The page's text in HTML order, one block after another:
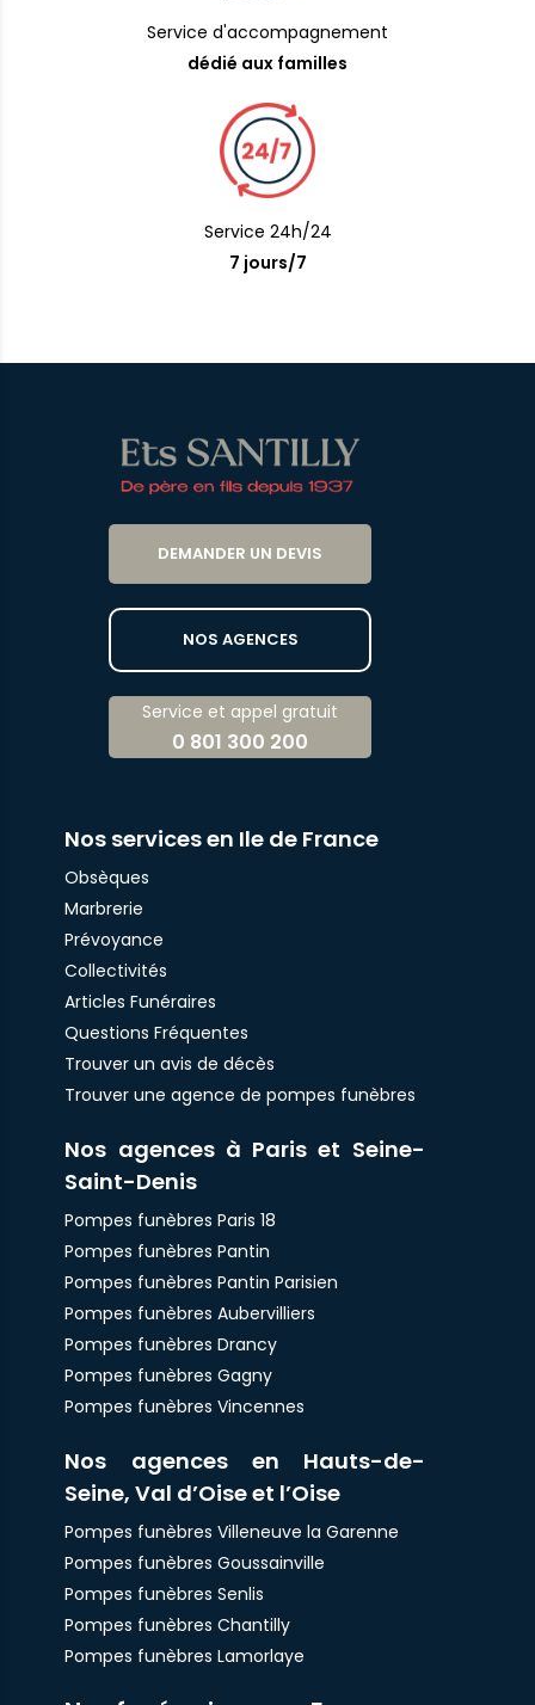
Service d'accompagnement
dédié aux familles
Service 24h/24
7 jours/7
DEMANDER UN DEVIS
NOS AGENCES
Service et appel gratuit
0 801 300 200
Nos services en Ile de France
Obsèques
Marbrerie
Prévoyance
Collectivités
Articles Funéraires
Questions Fréquentes
Trouver un avis de décès
Trouver une agence de pompes funèbres
Nos agences à Paris et Seine-
Saint-Denis
Pompes funèbres Paris 18
Pompes funèbres Pantin
Pompes funèbres Pantin Parisien
Pompes funèbres Aubervilliers
Pompes funèbres Drancy
Pompes funèbres Gagny
Pompes funèbres Vincennes
Nos agences en Hauts-de-
Seine, Val d’Oise et l’Oise
Pompes funèbres Villeneuve la Garenne
Pompes funèbres Goussainville
Pompes funèbres Senlis
Pompes funèbres Chantilly
Pompes funèbres Lamorlaye